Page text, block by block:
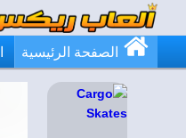
الصفحة الرئيسية